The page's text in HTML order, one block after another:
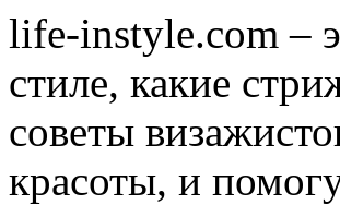
life-instyle.com –
стиле, какие
советы
красоты, и